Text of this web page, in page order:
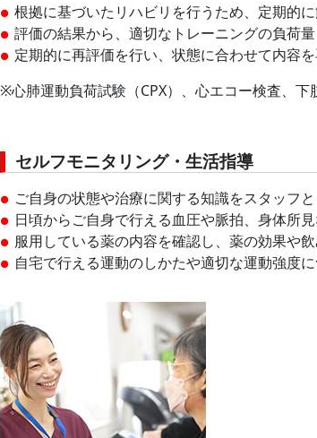
根拠に基づいたリハビリを行うため、定期的
評価の結果から、適切なトレーニングの負荷
定期的に再評価を行い、状態に合わせて内容を
※心肺運動負荷試験（CPX）、心エコー検査、下
セルフモニタリング・生活指導
ご自身の状態や治療に関する知識をスタッフと
日頃からご自身で行える血圧や脈拍、身体所
服用している薬の内容を確認し、薬の効果や
自宅で行える運動のしかたや適切な運動強度に